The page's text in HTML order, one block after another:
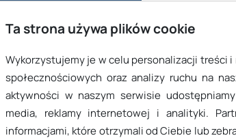
sprawdzimy, czy Twoja strona i jej
działania związane z pozycjonowaniem.
zwłaszcza w Google.
wyceny.
Ta strona używa plików cookie
Wykorzystujemy je w celu personalizacji treści
społecznościowych oraz analizy ruchu na
aktywności w naszym serwisie
media, reklamy internetowej i analityki.
informacjami, które otrzymali od Ciebie lub